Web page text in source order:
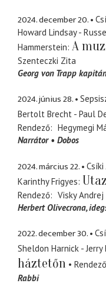
2024. december 20.
Howard Lindsay -
Hammerstein A
Szenteczki Zita
Georg von Trapp
2024. június 28.
Bertolt Brecht - Paul
Rendező
Hegymegi
Narrátor
Dobos
2024. március 22.
Karinthy Frigyes
Rendező
Visky Andrej
Herbert Olivecrona
2022. december 30.
Sheldon Harnick - Jerry
háztetőn
Rendező
Rabbi